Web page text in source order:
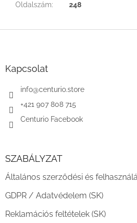
Oldalszám: 248
Kapcsolat
info@centurio.store
+421 907 808 715
Centurio Facebook
SZABÁLYZAT
Általános szerződési és
GDPR / Adatvédelem (SK)
Reklamációs feltételek (SK)